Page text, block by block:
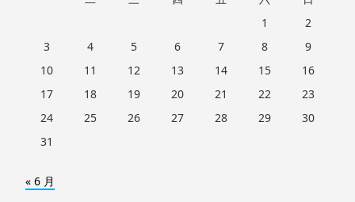
1
2
3
4 5 6 7 8
9
10
11 12 13 14 15
16
17
18 19 20 21 22
23
24
25 26 27 28 29
30
31
« 6 月